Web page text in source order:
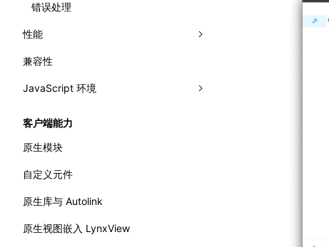
Trace UI 基本使用指南
录制启动 Trace
分析 JavaScript
错误处理
性能
分析性能
渲染
流畅度
内存
原生模块
产物体积
监控性能
Performance API
标记渲染流水线
全局内存查询
兼容性
JavaScript 环境
WebAssembly
主线程运行时
客户端能力
原生模块
自定义元件
原生库与 Autolink
原生视图嵌入 LynxView